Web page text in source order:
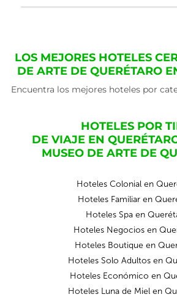
LOS MEJORES HOTELES
DE ARTE DE QUERÉTARO
Encuentra los mejores hoteles por
HOTELES POR
DE VIAJE EN
MUSEO DE ARTE DE
Hoteles Colonial en
Hoteles Familiar en
Hoteles Spa en
Hoteles Negocios en
Hoteles Boutique en
Hoteles Solo Adultos en
Hoteles Económico en
Hoteles Luna de Miel en